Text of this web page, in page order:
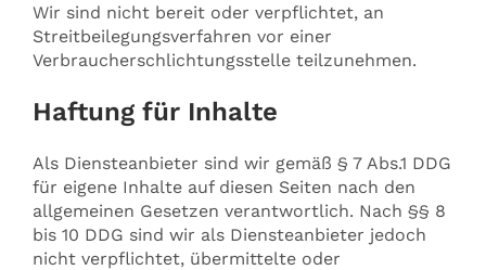
Wir sind nicht bereit oder verpflichtet, an
Streitbeilegungsverfahren vor einer
Verbraucherschlichtungsstelle teilzunehmen.
Haftung für Inhalte
Als Diensteanbieter sind wir gemäß § 7 Abs.1 DDG
für eigene Inhalte auf diesen Seiten nach den
allgemeinen Gesetzen verantwortlich. Nach §§ 8
bis 10 DDG sind wir als Diensteanbieter jedoch
nicht verpflichtet, übermittelte oder